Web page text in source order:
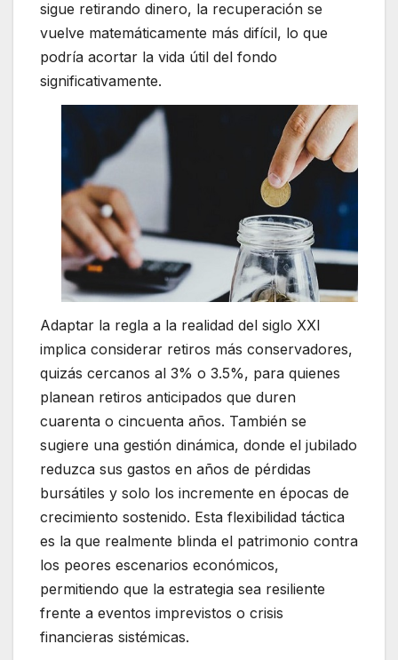
sigue retirando dinero, la recuperación se
vuelve matemáticamente más difícil, lo que
podría acortar la vida útil del fondo
significativamente.
Adaptar la regla a la realidad del siglo XXI
implica considerar retiros más conservadores,
quizás cercanos al 3% o 3.5%, para quienes
planean retiros anticipados que duren
cuarenta o cincuenta años. También se
sugiere una gestión dinámica, donde el jubilado
reduzca sus gastos en años de pérdidas
bursátiles y solo los incremente en épocas de
crecimiento sostenido. Esta flexibilidad táctica
es la que realmente blinda el patrimonio contra
los peores escenarios económicos,
permitiendo que la estrategia sea resiliente
frente a eventos imprevistos o crisis
financieras sistémicas.